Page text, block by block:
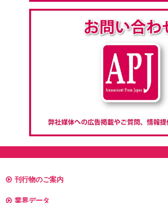
刊行物のご案内
業界データ